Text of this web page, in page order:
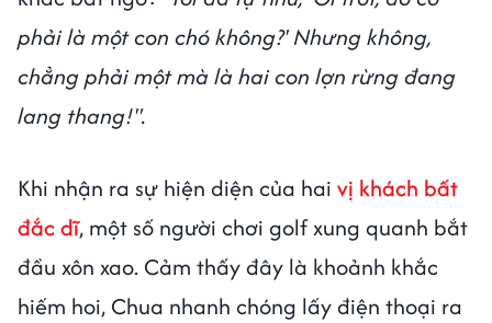
phải là một con chó không?' Nhưng không,
chẳng phải một mà là hai con lợn rừng đang
lang thang!".
Khi nhận ra sự hiện diện của hai vị khách bất
đắc dĩ, một số người chơi golf xung quanh bắt
đầu xôn xao. Cảm thấy đây là khoảnh khắc
hiếm hoi, Chua nhanh chóng lấy điện thoại ra